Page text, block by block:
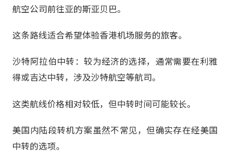
航空公司前往亚的斯亚贝巴。
这条路线适合希望体验香港机场服务的旅客。
沙特阿拉伯中转：较为经济的选择，通常需要在利雅
得或吉达中转，涉及沙特航空等航司。
这类航线价格相对较低，但中转时间可能较长。
美国内陆段转机方案虽然不常见，但确实存在经美国
中转的选项。